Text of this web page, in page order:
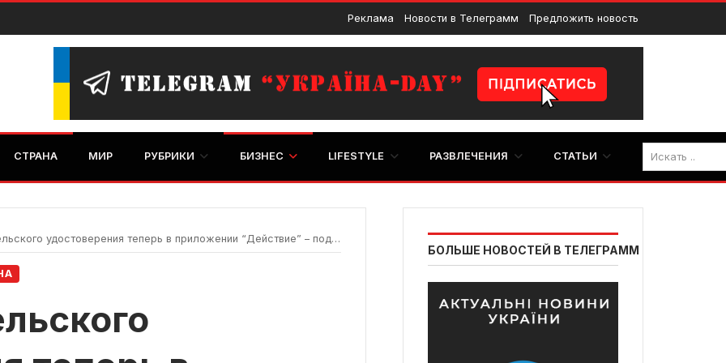
Реклама Новости в Телеграмм Предложить новость
СТРАНА МИР РУБРИКИ БИЗНЕС LIFESTYLE РАЗВЛЕЧЕНИЯ СТАТЬИ
удостоверения теперь в приложении “Действие” – подробности
БОЛЬШЕ НОВОСТЕЙ В ТЕЛЕГРАММ